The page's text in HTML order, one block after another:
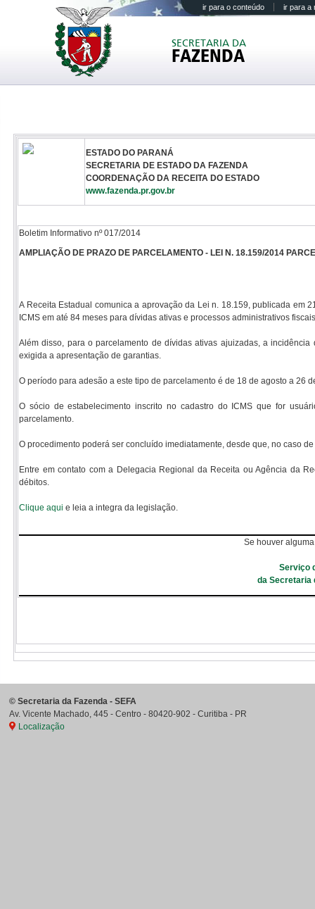
ir para o conteúdo ir para a
SECRETARIA DA
FAZENDA
ESTADO DO PARANÁ
SECRETARIA DE ESTADO DA FAZENDA
COORDENAÇÃO DA RECEITA DO ESTADO
www.fazenda.pr.gov.br
Boletim Informativo nº 017/2014
AMPLIAÇÃO DE PRAZO DE PARCELAMENTO - LEI N. 18.159/2014
A Receita Estadual comunica a aprovação da Lei n. 18.159, publicada em
ICMS em até 84 meses para dívidas ativas e processos administrativos
Além disso, para o parcelamento de dívidas ativas ajuizadas, a
exigida a apresentação de garantias.
O período para adesão a este tipo de parcelamento é de 18 de agosto a 26
O sócio de estabelecimento inscrito no cadastro do ICMS que for
parcelamento.
O procedimento poderá ser concluído imediatamente, desde que, no caso
Entre em contato com a Delegacia Regional da Receita ou Agência da
débitos.
Clique aqui e leia a integra da legislação.
Se houver
Serviço
da Secretaria
© Secretaria da Fazenda - SEFA
Av. Vicente Machado, 445 - Centro - 80420-902 - Curitiba - PR
Localização